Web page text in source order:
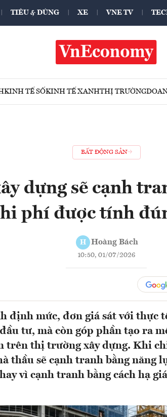
TIÊU & DÙNG XE VNE TV
KINH TẾ SỐKINH TẾ XANHTHỊ TRƯỜNG
BẤT ĐỘNG SẢN
dựng sẽ cạnh
phí được tính
H Hoàng Bách
10:50, 01/07/2026
định mức, đơn giá sát với thực
tư, mà còn góp phần tạo ra
trên thị trường xây dựng. Khi
thầu sẽ cạnh tranh bằng năng
vì cạnh tranh bằng cách hạ